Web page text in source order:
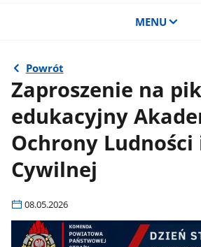
MENU
Powrót
Zaproszenie na
edukacyjny
Ochrony
Cywilnej
08.05.2026